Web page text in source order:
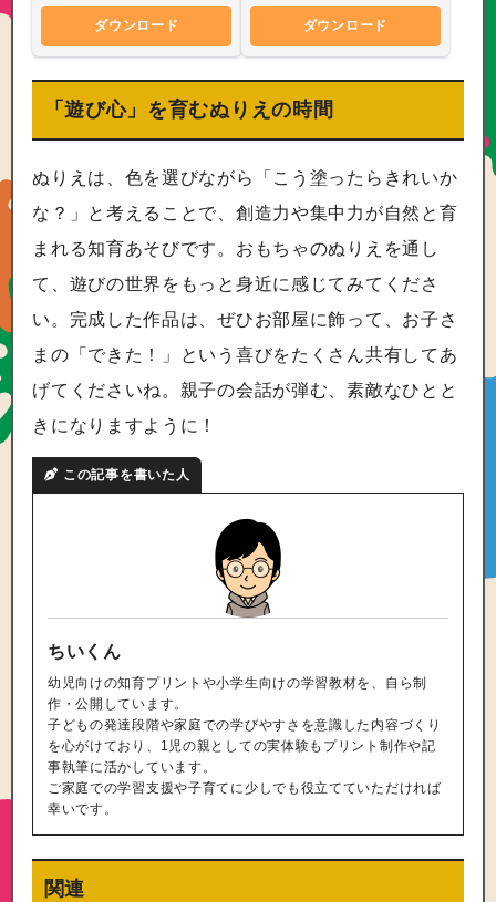
ダウンロード ダウンロード
「遊び心」を育むぬりえの時間
ぬりえは、色を選びながら「こう塗ったらきれいか
な？」と考えることで、創造力や集中力が自然と育
まれる知育あそびです。おもちゃのぬりえを通し
て、遊びの世界をもっと身近に感じてみてくださ
い。完成した作品は、ぜひお部屋に飾って、お子さ
まの「できた！」という喜びをたくさん共有してあ
げてくださいね。親子の会話が弾む、素敵なひとと
きになりますように！
この記事を書いた人
ちいくん
幼児向けの知育プリントや小学生向けの学習教材を、自ら制
作・公開しています。
子どもの発達段階や家庭での学びやすさを意識した内容づくり
を心がけており、1児の親としての実体験もプリント制作や記
事執筆に活かしています。
ご家庭での学習支援や子育てに少しでも役立てていただければ
幸いです。
関連